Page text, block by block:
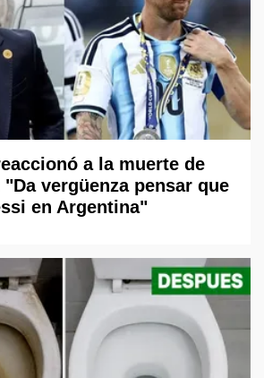
a la muerte de
vergüenza pensar que
en Argentina"